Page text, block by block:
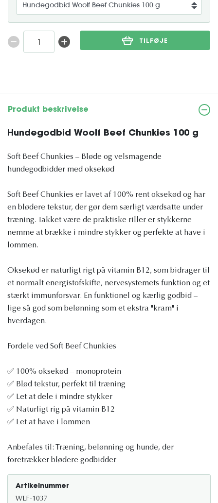
TILFØJE
Produkt beskrivelse
Hundegodbid Woolf Beef Chunkies 100 g
Soft Beef Chunkies – Bløde og velsmagende
hundegodbidder med oksekød
Soft Beef Chunkies er lavet af 100% rent oksekød og har
en blødere tekstur, der gør dem særligt værdsatte under
træning. Takket være de praktiske riller er stykkerne
nemme at brække i mindre stykker og perfekte at have i
lommen.
Oksekød er naturligt rigt på vitamin B12, som bidrager til
et normalt energistofskifte, nervesystemets funktion og et
stærkt immunforsvar. En funktionel og kærlig godbid –
lige så god som belønning som et ekstra "kram" i
hverdagen.
Fordele ved Soft Beef Chunkies
✅ 100% oksekød – monoprotein
✅ Blød tekstur, perfekt til træning
✅ Let at dele i mindre stykker
✅ Naturligt rig på vitamin B12
✅ Let at have i lommen
Anbefales til: Træning, belønning og hunde, der
foretrækker blødere godbidder
Artikelnummer
WLF-1037